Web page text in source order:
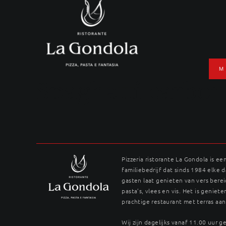
Spaghetti
Pizzeria ristorante La Gondola is
familiebedrijf dat sinds 1984 elke
gasten laat genieten van vers
pasta’s, vlees en vis. Het is
prachtige restaurant met terras
Wij zijn dagelijks vanaf 11.00 uur